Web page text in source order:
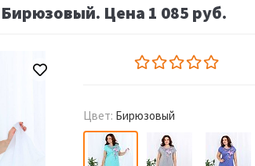
Цена 1 085 руб.
Цвет: Бирюзовый